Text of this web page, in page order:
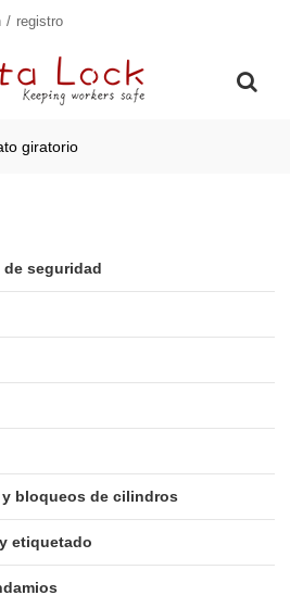
/ registro
giratorio
seguridad
bloqueos de cilindros
etiquetado